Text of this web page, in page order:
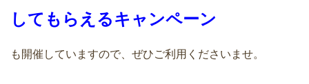
してもらえるキャンペーン
も開催していますので、ぜひご利用くださいませ。